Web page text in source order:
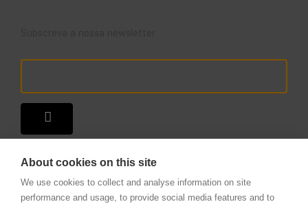
About cookies on this site
We use cookies to collect and analyse information on site
performance and usage, to provide social media features and to